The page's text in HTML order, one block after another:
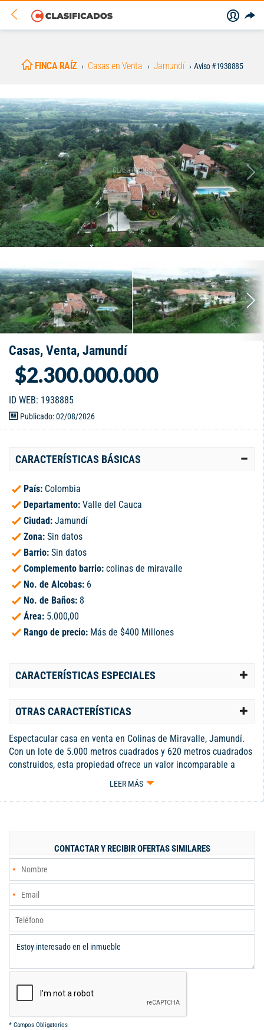
FINCA RAÍZ Casas en Venta Jamundí Aviso #1938885
Casas, Venta, Jamundí
$2.300.000.000
ID WEB: 1938885
Publicado: 02/08/2026
CARACTERÍSTICAS BÁSICAS
País: Colombia
Departamento: Valle del Cauca
Ciudad: Jamundí
Zona: Sin datos
Barrio: Sin datos
Complemento barrio: colinas de miravalle
No. de Alcobas: 6
No. de Baños: 8
Área: 5.000,00
Rango de precio: Más de $400 Millones
CARACTERÍSTICAS ESPECIALES
OTRAS CARACTERÍSTICAS
Espectacular casa en venta en Colinas de Miravalle, Jamundí.
Con un lote de 5.000 metros cuadrados y 620 metros cuadrados
construidos, esta propiedad ofrece un valor incomparable a
2.300.000.negociables, Cuenta con 6 alcobas, cada una con
hasta veinte carros.piscina, Disfruta de hermosas vistas a los
frutales y entorno campestre hacen de este conjunto un lugar
único.
LEER MÁS
CONTACTAR Y RECIBIR OFERTAS SIMILARES
* Campos Obligatorios